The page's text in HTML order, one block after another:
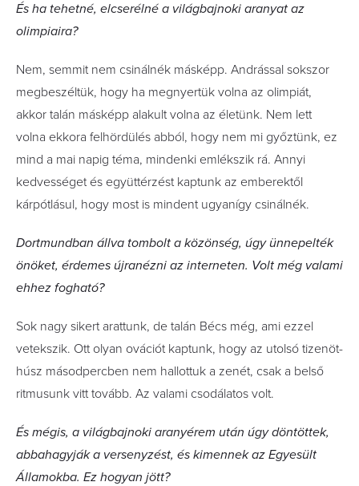
És ha tehetné, elcserélné a világbajnoki aranyat az
olimpiaira?
Nem, semmit nem csinálnék másképp. Andrással sokszor
megbeszéltük, hogy ha megnyertük volna az olimpiát,
akkor talán másképp alakult volna az életünk. Nem lett
volna ekkora felhördülés abból, hogy nem mi győztünk, ez
mind a mai napig téma, mindenki emlékszik rá. Annyi
kedvességet és együttérzést kaptunk az emberektől
kárpótlásul, hogy most is mindent ugyanígy csinálnék.
Dortmundban állva tombolt a közönség, úgy ünnepelték
önöket, érdemes újranézni az interneten. Volt még valami
ehhez fogható?
Sok nagy sikert arattunk, de talán Bécs még, ami ezzel
vetekszik. Ott olyan ovációt kaptunk, hogy az utolsó tizenöt-
húsz másodpercben nem hallottuk a zenét, csak a belső
ritmusunk vitt tovább. Az valami csodálatos volt.
És mégis, a világbajnoki aranyérem után úgy döntöttek,
abbahagyják a versenyzést, és kimennek az Egyesült
Államokba. Ez hogyan jött?